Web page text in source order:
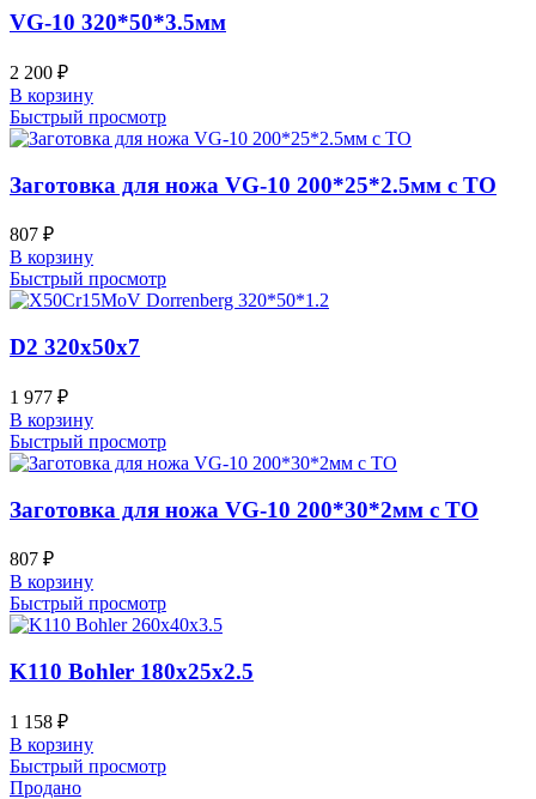
VG-10 320*50*3.5мм
2 200 ₽
В корзину
Быстрый просмотр
Заготовка для ножа VG-10 200*25*2.5мм с ТО
807 ₽
В корзину
Быстрый просмотр
D2 320x50x7
1 977 ₽
В корзину
Быстрый просмотр
Заготовка для ножа VG-10 200*30*2мм с ТО
807 ₽
В корзину
Быстрый просмотр
K110 Bohler 180x25x2.5
1 158 ₽
В корзину
Быстрый просмотр
Продано